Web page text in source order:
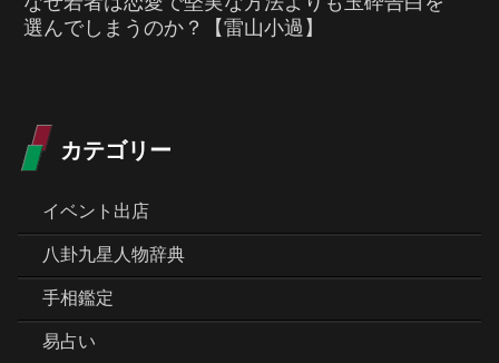
選んでしまうのか？【雷山小過】
カテゴリー
イベント出店
八卦九星人物辞典
手相鑑定
易占い